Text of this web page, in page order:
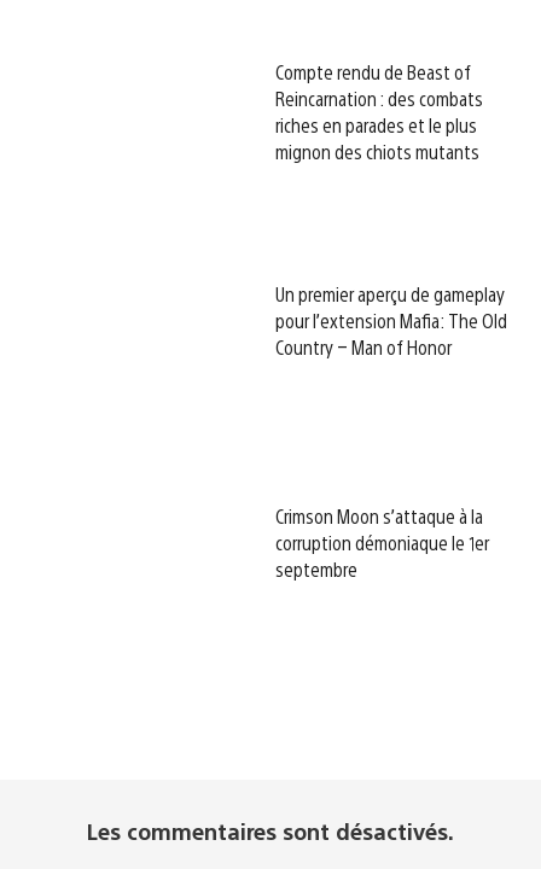
Compte rendu de Beast of
Reincarnation : des combats
riches en parades et le plus
mignon des chiots mutants
Un premier aperçu de gameplay
pour l’extension Mafia: The Old
Country – Man of Honor
Crimson Moon s’attaque à la
corruption démoniaque le 1er
septembre
Les commentaires sont désactivés.